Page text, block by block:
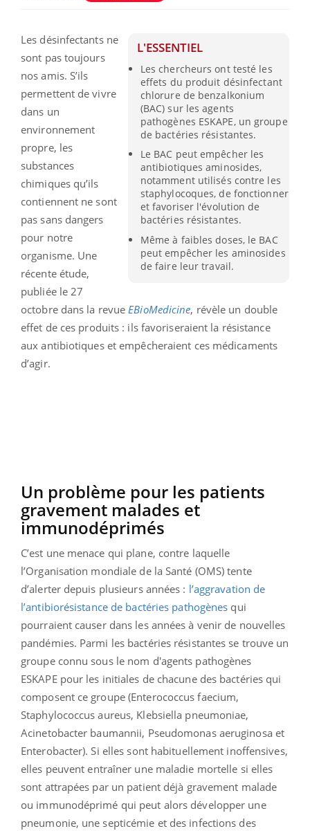
L'ESSENTIEL
Les chercheurs ont testé les
effets du produit désinfectant
chlorure de benzalkonium
(BAC) sur les agents
pathogènes ESKAPE, un groupe
de bactéries résistantes.
Le BAC peut empêcher les
antibiotiques aminosides,
notamment utilisés contre les
staphylocoques, de fonctionner
et favoriser l'évolution de
bactéries résistantes.
Même à faibles doses, le BAC
peut empêcher les aminosides
de faire leur travail.
Les désinfectants ne
sont pas toujours
nos amis. S’ils
permettent de vivre
dans un
environnement
propre, les
substances
chimiques qu’ils
contiennent ne sont
pas sans dangers
pour notre
organisme. Une
récente étude,
publiée le 27
octobre dans la revueEBioMedicine, révèle un double
effet de ces produits : ils favoriseraient la résistance
aux antibiotiques et empêcheraient ces médicaments
d’agir.
Un problème pour les patients
gravement malades et
immunodéprimés
C’est une menace qui plane, contre laquelle
l’Organisation mondiale de la Santé (OMS) tente
d’alerter depuis plusieurs années : l’aggravation de
l’antibiorésistance de bactéries pathogènes qui
pourraient causer dans les années à venir de nouvelles
pandémies. Parmi les bactéries résistantes se trouve un
groupe connu sous le nom d'agents pathogènes
ESKAPE pour les initiales de chacune des bactéries qui
composent ce groupe (Enterococcus faecium,
Staphylococcus aureus, Klebsiella pneumoniae,
Acinetobacter baumannii, Pseudomonas aeruginosa et
Enterobacter). Si elles sont habituellement inoffensives,
elles peuvent entraîner une maladie mortelle si elles
sont attrapées par un patient déjà gravement malade
ou immunodéprimé qui peut alors développer une
pneumonie, une septicémie et des infections des